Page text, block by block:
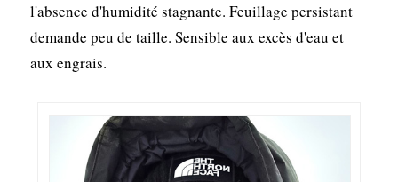
l'absence d'humidité stagnante. Feuillage persistant
demande peu de taille. Sensible aux excès d'eau et
aux engrais.